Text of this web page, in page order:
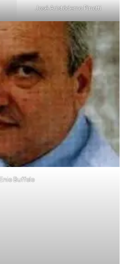
José Aristódemo Pinotti
Enio Buffolo